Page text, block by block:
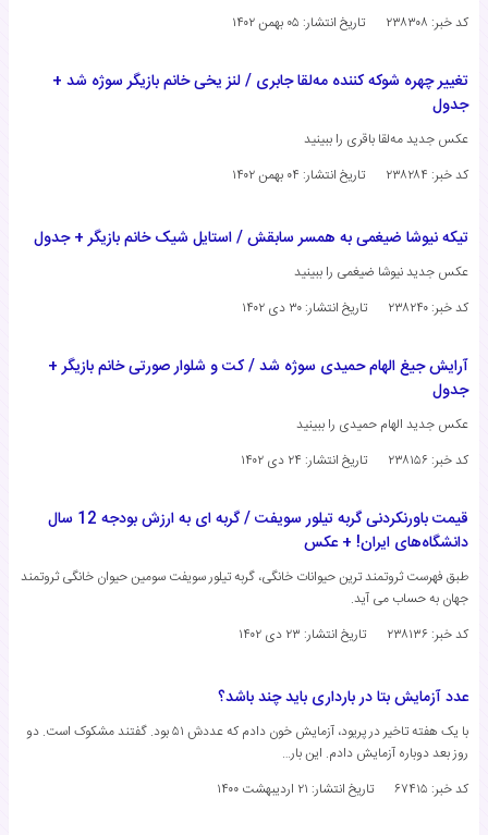
کد خبر: ۲۳۸۳۰۸
تاریخ انتشار: ۰۵ بهمن ۱۴۰۲
تغییر چهره شوکه کننده مه‌لقا جابری / لنز یخی خانم بازیگر سوژه شد +
جدول
عکس جدید مه‌لقا باقری را ببینید
کد خبر: ۲۳۸۲۸۴
تاریخ انتشار: ۰۴ بهمن ۱۴۰۲
تیکه نیوشا ضیغمی به همسر سابقش / استایل شیک خانم بازیگر + جدول
عکس جدید نیوشا ضیغمی را ببینید
کد خبر: ۲۳۸۲۴۰
تاریخ انتشار: ۳۰ دی ۱۴۰۲
آرایش جیغ الهام حمیدی سوژه شد / کت و شلوار صورتی خانم بازیگر +
جدول
عکس جدید الهام حمیدی را ببینید
کد خبر: ۲۳۸۱۵۶
تاریخ انتشار: ۲۴ دی ۱۴۰۲
قیمت باورنکردنی گربه تیلور سویفت / گربه ای به ارزش بودجه 12 سال
دانشگاه‌های ایران! + عکس
طبق فهرست ثروتمند ترین حیوانات خانگی، گربه تیلور سویفت سومین حیوان خانگی ثروتمند
جهان به حساب می آید.
کد خبر: ۲۳۸۱۳۶
تاریخ انتشار: ۲۳ دی ۱۴۰۲
عدد آزمایش بتا در بارداری باید چند باشد؟
با یک هفته تاخیر در پریود، آزمایش خون دادم که عددش ۵۱ بود. گفتند مشکوک است. دو
روز بعد دوباره آزمایش دادم. این بار…
کد خبر: ۶۷۴۱۵
تاریخ انتشار: ۲۱ اردیبهشت ۱۴۰۰